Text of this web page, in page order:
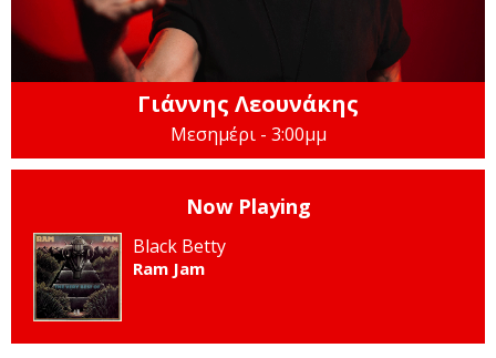
Γιάννης Λεουνάκης
Μεσημέρι - 3:00μμ
Now Playing
Black Betty
Ram Jam